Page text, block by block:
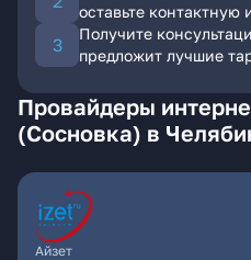
оставьте
Получите
предложит лучшие
Провайдеры
(Сосновка) в
Айзет